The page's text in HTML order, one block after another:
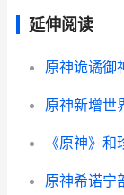
延伸阅读
原神诡谲御